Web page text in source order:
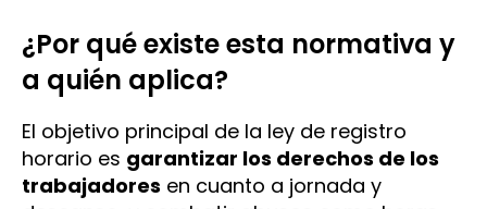
¿Por qué existe esta normativa y
a quién aplica?
El objetivo principal de la ley de registro
horario es garantizar los derechos de los
trabajadores en cuanto a jornada y